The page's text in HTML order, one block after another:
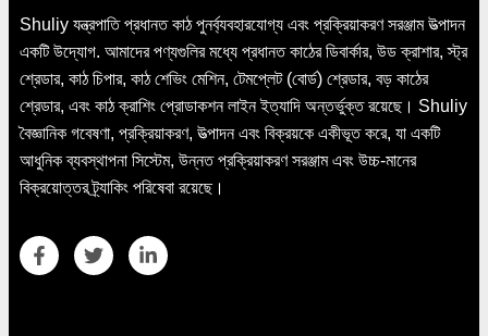
Shuliy যন্ত্রপাতি প্রধানত কাঠ পুনর্ব্যবহারযোগ্য এবং প্রক্রিয়াকরণ সরঞ্জাম উত্পাদন
একটি উদ্যোগ. আমাদের পণ্যগুলির মধ্যে প্রধানত কাঠের ডিবার্কার, উড ক্রাশার, স্ট্র
শ্রেডার, কাঠ চিপার, কাঠ শেভিং মেশিন, টেমপ্লেট (বোর্ড) শ্রেডার, বড় কাঠের
শ্রেডার, এবং কাঠ ক্রাশিং প্রোডাকশন লাইন ইত্যাদি অন্তর্ভুক্ত রয়েছে। Shuliy
বৈজ্ঞানিক গবেষণা, প্রক্রিয়াকরণ, উত্পাদন এবং বিক্রয়কে একীভূত করে, যা একটি
আধুনিক ব্যবস্থাপনা সিস্টেম, উন্নত প্রক্রিয়াকরণ সরঞ্জাম এবং উচ্চ-মানের
বিক্রয়োত্তর ট্র্যাকিং পরিষেবা রয়েছে।